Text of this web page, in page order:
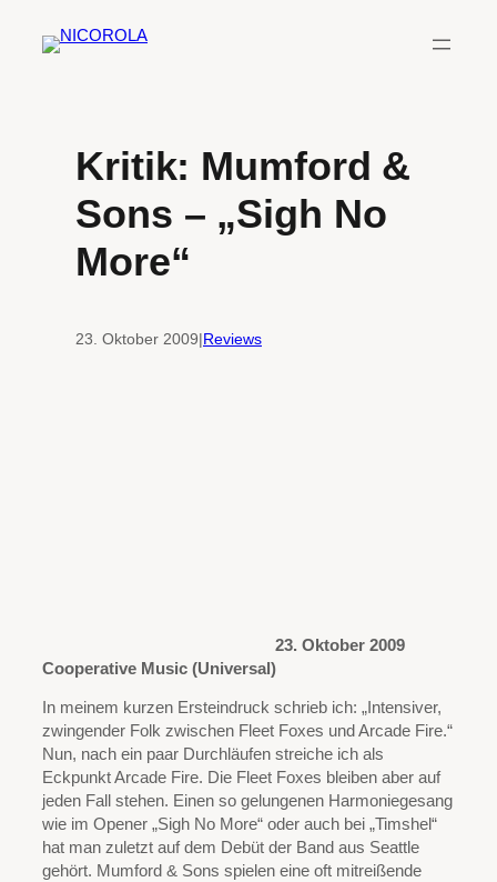
Inhalt
Kritik: Mumford &
Sons – „Sigh No
More“
23. Oktober 2009|Reviews
23. Oktober 2009
Cooperative Music (Universal)
In meinem kurzen Ersteindruck schrieb ich: „Intensiver,
zwingender Folk zwischen Fleet Foxes und Arcade Fire.“
Nun, nach ein paar Durchläufen streiche ich als
Eckpunkt Arcade Fire. Die Fleet Foxes bleiben aber auf
jeden Fall stehen. Einen so gelungenen Harmoniegesang
wie im Opener „Sigh No More“ oder auch bei „Timshel“
hat man zuletzt auf dem Debüt der Band aus Seattle
gehört. Mumford & Sons spielen eine oft mitreißende